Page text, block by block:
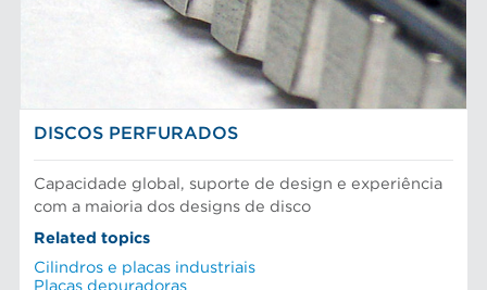
DISCOS PERFURADOS
Capacidade global, suporte de design e experiência
com a maioria dos designs de disco
Related topics
Cilindros e placas industriais
Placas depuradoras